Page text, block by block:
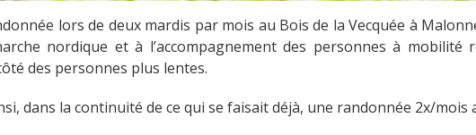
lors de deux mardis par mois au Bois de la Vecquée à
nordique et à l’accompagnement des personnes à mobilité
des personnes plus lentes.
dans la continuité de ce qui se faisait déjà, une randonnée 2x/mois